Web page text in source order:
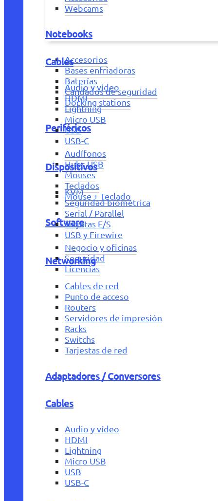
Webcams
Notebooks
Accesorios
Bases enfriadoras
Baterías
Candados de seguridad
Docking stations
Periféricos
Audífonos
Hubs USB
Mouses
Teclados
Mouse + Teclado
Software
Negocio y oficinas
Seguridad
Licencias
Cables
Audio y vídeo
HDMI
Lightning
Micro USB
USB
USB-C
Dispositivos
KVM
Seguridad biométrica
Serial / Parallel
Tarjetas E/S
USB y Firewire
Networking
Cables de red
Punto de acceso
Routers
Servidores de impresión
Racks
Switchs
Tarjestas de red
Adaptadores / Conversores
Cables
Audio y vídeo
HDMI
Lightning
Micro USB
USB
USB-C